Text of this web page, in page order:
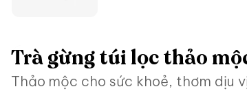
Trà gừng túi lọc thảo
Thảo mộc cho sức khoẻ, thơm dịu